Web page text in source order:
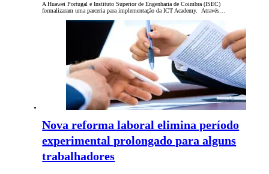
A Huawei Portugal e Instituto Superior de Engenharia de Coimbra (ISEC)
formalizaram uma parceria para implementação da ICT Academy. Através…
Nova reforma laboral elimina período
experimental prolongado para alguns
trabalhadores